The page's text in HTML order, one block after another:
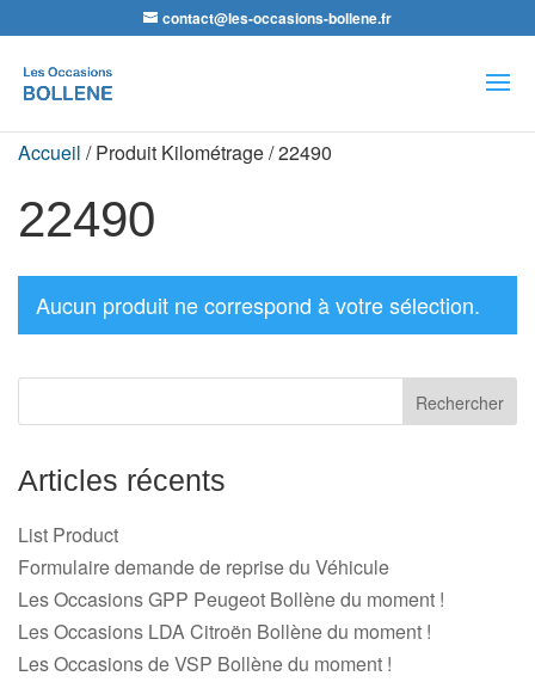
contact@les-occasions-bollene.fr
de
produits
Accueil / Produit Kilométrage / 22490
22490
Aucun produit ne correspond à votre sélection.
Articles récents
List Product
Formulaire demande de reprise du Véhicule
Les Occasions GPP Peugeot Bollène du moment !
Les Occasions LDA Citroën Bollène du moment !
Les Occasions de VSP Bollène du moment !